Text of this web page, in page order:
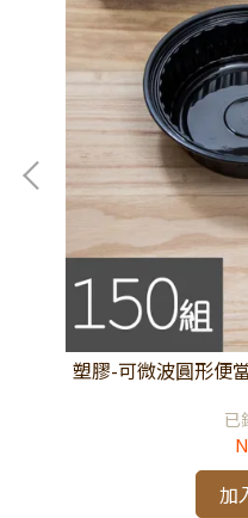
塑膠-可微波圓形便
已
加